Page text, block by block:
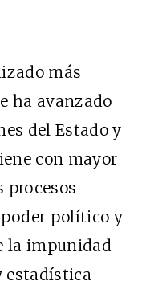
más
ha avanzado
del Estado y
con mayor
procesos
político y
la impunidad
estadística